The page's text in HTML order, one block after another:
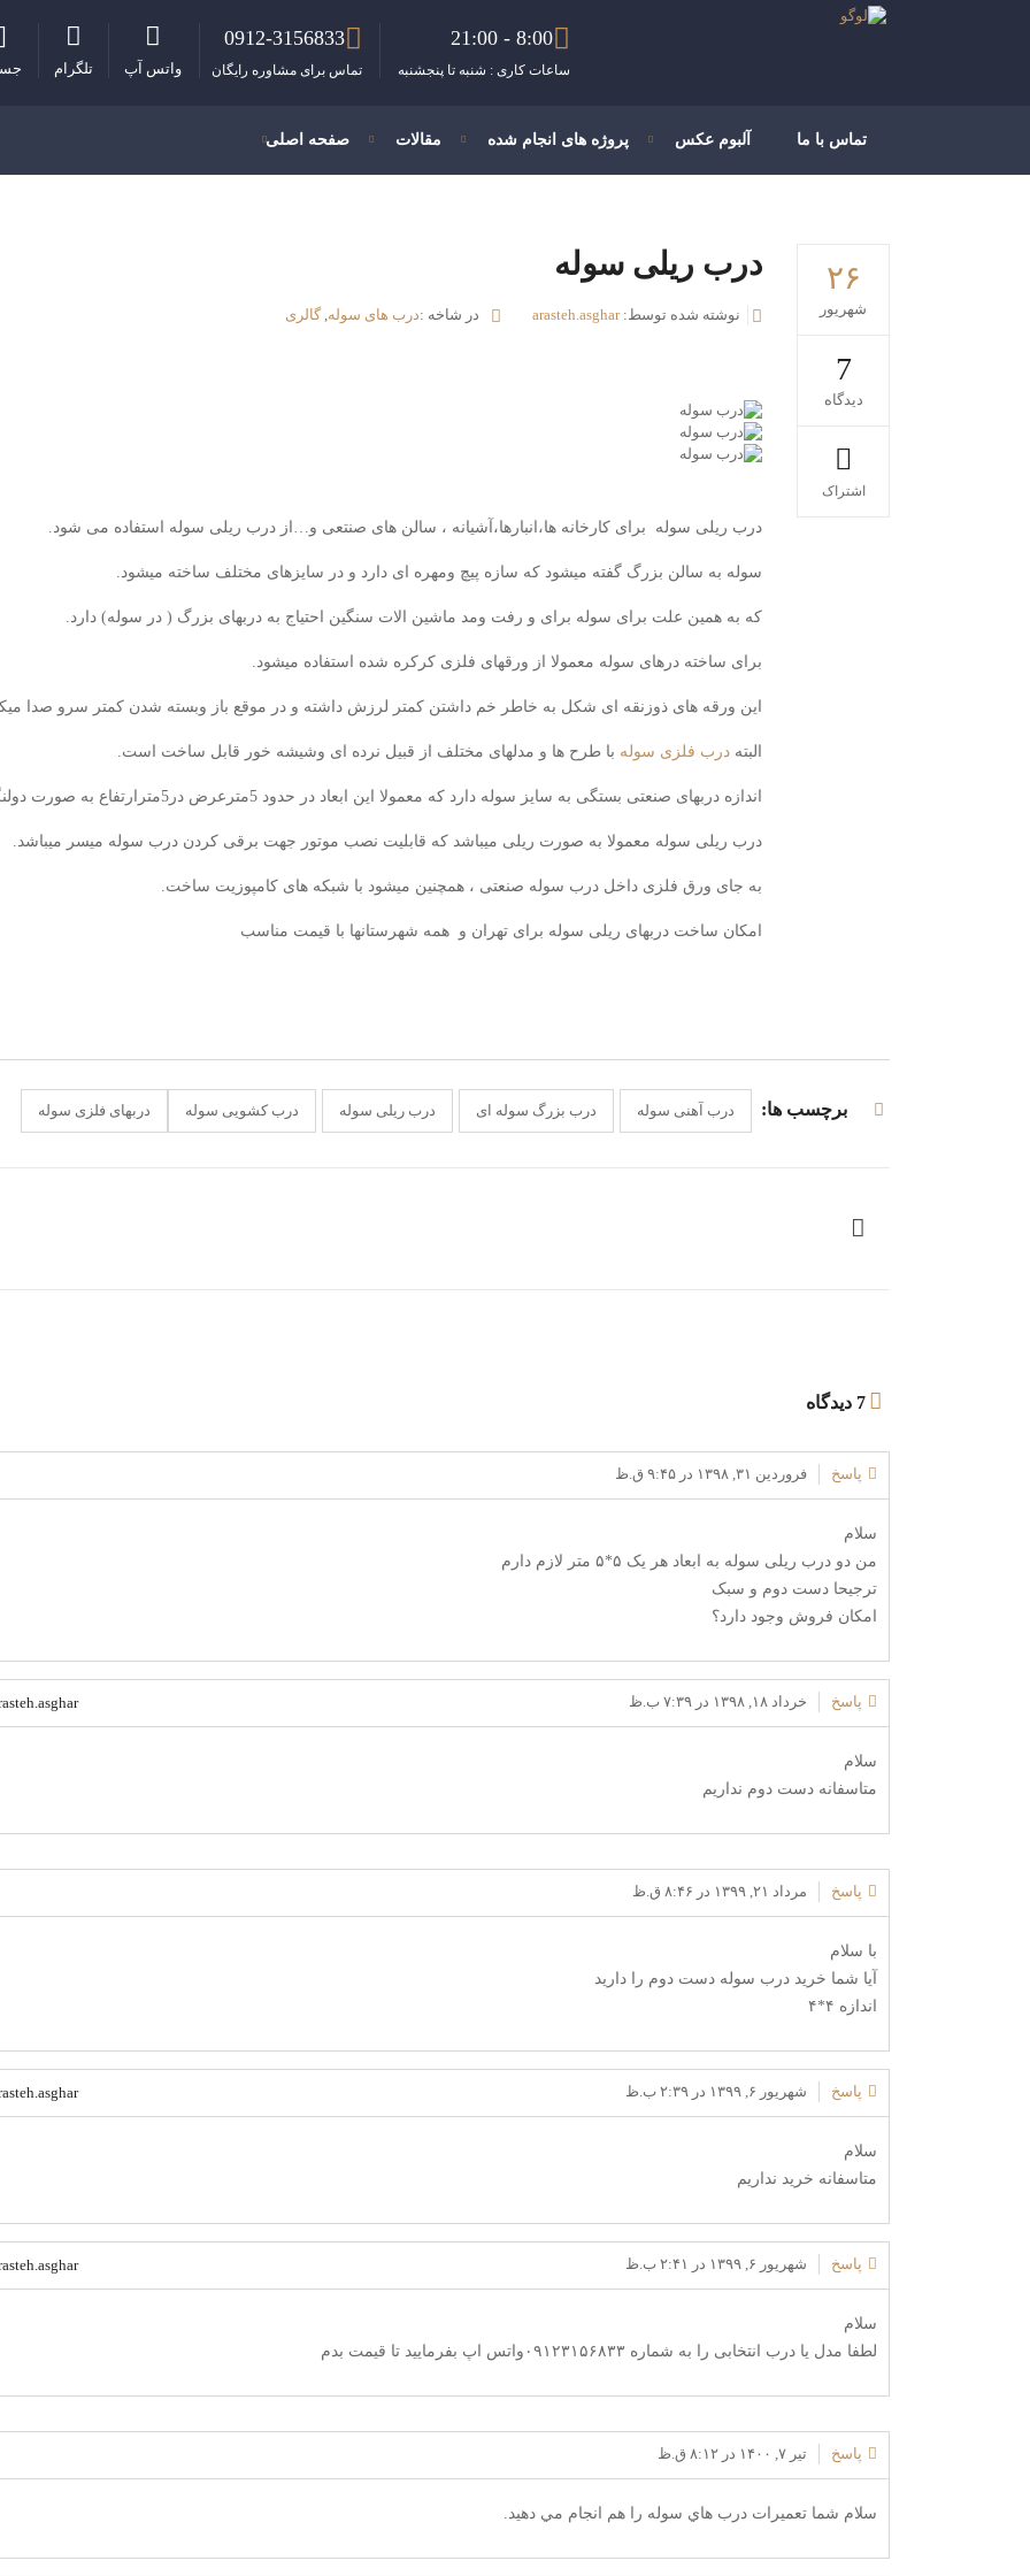
8:00 - 21:00
ساعات کاری : شنبه تا پنجشنبه
0912-3156833
تماس برای مشاوره رایگان واتس آپ تلگرام
صفحه اصلی مقالات پروژه های انجام شده آلبوم عکس تماس با ما
۲۶
شهریور
7
دیدگاه
اشتراک
درب ریلی سوله
نوشته شده توسط:arasteh.asghar در شاخه :درب های سوله,گالری
درب ریلی سوله برای کارخانه ها،انبارها،آشیانه ، سالن های صنتعی و…از درب ریلی سوله استفاده می شود.
سوله به سالن بزرگ گفته میشود که سازه پیچ ومهره ای دارد و در سایزهای مختلف ساخته میشود.
که به همین علت برای سوله برای و رفت ومد ماشین الات سنگین احتیاج به دربهای بزرگ ( در سوله) دارد.
برای ساخته درهای سوله معمولا از ورقهای فلزی کرکره شده استفاده میشود.
این ورقه های ذوزنقه ای شکل به خاطر خم داشتن کمتر لرزش داشته و در موقع باز وبسته شدن کمتر سرو صدا
البته درب فلزی سوله با طرح ها و مدلهای مختلف از قبیل نرده ای وشیشه خور قابل ساخت است.
اندازه دربهای صنعتی بستگی به سایز سوله دارد که معمولا این ابعاد در حدود 5مترعرض در5مترارتفاع به صورت دولنگه ساخته میشود.
درب ریلی سوله معمولا به صورت ریلی میباشد که قابلیت نصب موتور جهت برقی کردن درب سوله میسر میباشد.
به جای ورق فلزی داخل درب سوله صنعتی ، همچنین میشود با شبکه های کامپوزیت ساخت.
امکان ساخت دربهای ریلی سوله برای تهران و همه شهرستانها با قیمت مناسب
برچسب ها: درب آهنی سوله درب بزرگ سوله ای درب ریلی سوله درب کشویی سوله دربهای فلزی سوله
7 دیدگاه
پاسخ فروردین ۳۱, ۱۳۹۸ در ۹:۴۵ ق.ظ
سلام
من دو درب ریلی سوله به ابعاد هر یک ۵*۵ متر لازم دارم
ترجیحا دست دوم و سبک
امکان فروش وجود دارد؟
پاسخ خرداد ۱۸, ۱۳۹۸ در ۷:۳۹ ب.ظ
سلام
متاسفانه دست دوم نداریم
پاسخ مرداد ۲۱, ۱۳۹۹ در ۸:۴۶ ق.ظ
با سلام
آیا شما خرید درب سوله دست دوم را دارید
اندازه ۴*۴
پاسخ شهریور ۶, ۱۳۹۹ در ۲:۳۹ ب.ظ
سلام
متاسفانه خرید نداریم
پاسخ شهریور ۶, ۱۳۹۹ در ۲:۴۱ ب.ظ
سلام
لطفا مدل یا درب انتخابی را به شماره ۰۹۱۲۳۱۵۶۸۳۳واتس اپ بفرمایید تا قیمت بدم
پاسخ تیر ۷, ۱۴۰۰ در ۸:۱۲ ق.ظ
سلام شما تعميرات درب هاي سوله را هم انجام مي دهيد.